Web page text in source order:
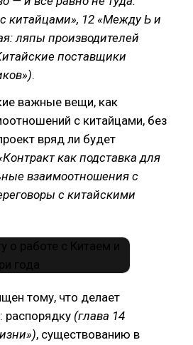
китайцами», 12 «Между Ь и
ляпы производителей
поставщики
.
важные вещи, как
с китайцами, без
вряд ли будет
как подставка для
взаимоотношения с
с китайскими
тому, что делает
распорядку (глава 14
, существованию в